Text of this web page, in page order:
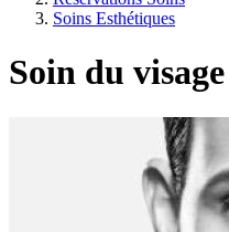
Soins Esthétiques
Soin du